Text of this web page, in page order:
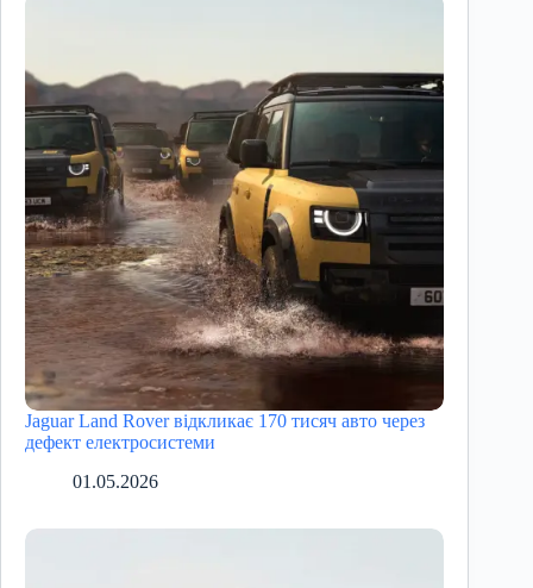
Jaguar Land Rover відкликає 170 тисяч авто через
дефект електросистеми
01.05.2026